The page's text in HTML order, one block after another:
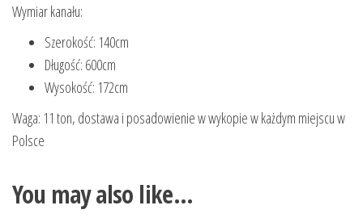
Wymiar kanału:
Szerokość: 140cm
Długość: 600cm
Wysokość: 172cm
Waga: 11 ton, dostawa i posadowienie w wykopie w każdym miejscu w
Polsce
You may also like…